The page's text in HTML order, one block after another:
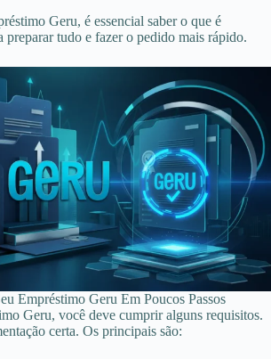
Geru, é essencial saber o que é
preparar tudo e fazer o pedido mais rápido.
Empréstimo Geru Em Poucos Passos
Geru, você deve cumprir alguns requisitos.
certa. Os principais são: